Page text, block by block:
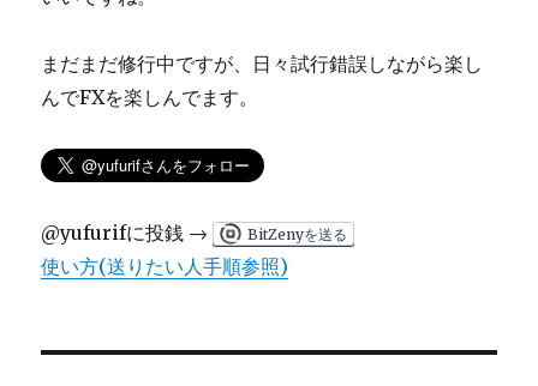
まだまだ修行中ですが、日々試行錯誤しながら楽し
んでFXを楽しんでます。
@yufurifに投銭 → BitZenyを送る
使い方(送りたい人手順参照)